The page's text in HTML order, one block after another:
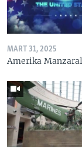
MART 31, 2025
Amerika